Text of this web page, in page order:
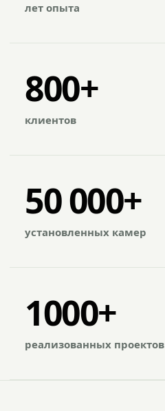
лет опыта
800+
клиентов
50 000+
установленных камер
1000+
реализованных проектов